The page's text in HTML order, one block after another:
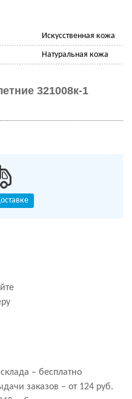
Искусственная кожа
Натуральная кожа
321008к-1
– бесплатно
заказов – от 124 руб.